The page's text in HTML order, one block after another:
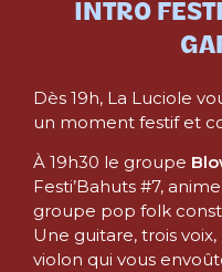
INTRO
Dès 19h, La Luciole
un moment festif et
À 19h30 le groupe
Festi’Bahuts #7,
groupe pop folk
Une guitare, trois
violon qui vous